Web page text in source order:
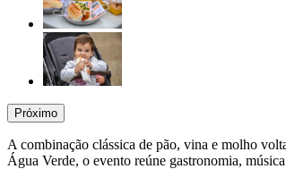
Próximo
A combinação clássica de pão, vina e molho
Água Verde, o evento reúne gastronomia,